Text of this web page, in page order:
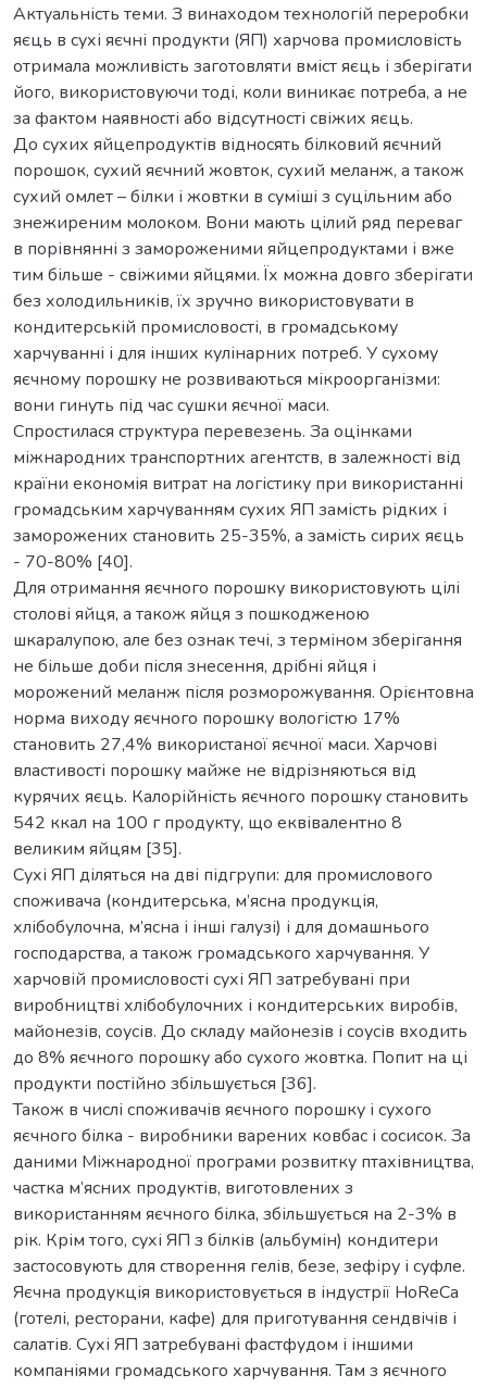
Актуальність теми. З винаходом технологій переробки
яєць в сухі яєчні продукти (ЯП) харчова промисловість
отримала можливість заготовляти вміст яєць і зберігати
його, використовуючи тоді, коли виникає потреба, а не
за фактом наявності або відсутності свіжих яєць.
До сухих яйцепродуктів відносять білковий яєчний
порошок, сухий яєчний жовток, сухий меланж, а також
сухий омлет – білки і жовтки в суміші з суцільним або
знежиреним молоком. Вони мають цілий ряд переваг
в порівнянні з замороженими яйцепродуктами і вже
тим більше - свіжими яйцями. Їх можна довго зберігати
без холодильників, їх зручно використовувати в
кондитерській промисловості, в громадському
харчуванні і для інших кулінарних потреб. У сухому
яєчному порошку не розвиваються мікроорганізми:
вони гинуть під час сушки яєчної маси.
Спростилася структура перевезень. За оцінками
міжнародних транспортних агентств, в залежності від
країни економія витрат на логістику при використанні
громадським харчуванням сухих ЯП замість рідких і
заморожених становить 25-35%, а замість сирих яєць
- 70-80% [40].
Для отримання яєчного порошку використовують цілі
столові яйця, а також яйця з пошкодженою
шкаралупою, але без ознак течі, з терміном зберігання
не більше доби після знесення, дрібні яйця і
морожений меланж після розморожування. Орієнтовна
норма виходу яєчного порошку вологістю 17%
становить 27,4% використаної яєчної маси. Харчові
властивості порошку майже не відрізняються від
курячих яєць. Калорійність яєчного порошку становить
542 ккал на 100 г продукту, що еквівалентно 8
великим яйцям [35].
Сухі ЯП діляться на дві підгрупи: для промислового
споживача (кондитерська, м’ясна продукція,
хлібобулочна, м’ясна і інші галузі) і для домашнього
господарства, а також громадського харчування. У
харчовій промисловості сухі ЯП затребувані при
виробництві хлібобулочних і кондитерських виробів,
майонезів, соусів. До складу майонезів і соусів входить
до 8% яєчного порошку або сухого жовтка. Попит на ці
продукти постійно збільшується [36].
Також в числі споживачів яєчного порошку і сухого
яєчного білка - виробники варених ковбас і сосисок. За
даними Міжнародної програми розвитку птахівництва,
частка м’ясних продуктів, виготовлених з
використанням яєчного білка, збільшується на 2-3% в
рік. Крім того, сухі ЯП з білків (альбумін) кондитери
застосовують для створення гелів, безе, зефіру і суфле.
Яєчна продукція використовується в індустрії HoReCa
(готелі, ресторани, кафе) для приготування сендвічів і
салатів. Сухі ЯП затребувані фастфудом і іншими
компаніями громадського харчування. Там з яєчного